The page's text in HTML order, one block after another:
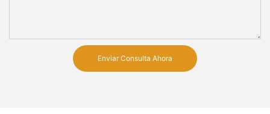
Enviar Consulta Ahora